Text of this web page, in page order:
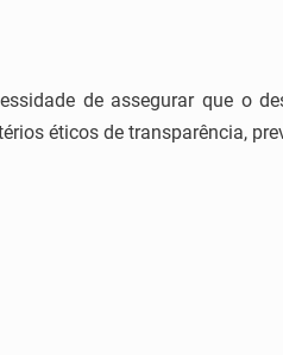
de assegurar que o
éticos de transparência,